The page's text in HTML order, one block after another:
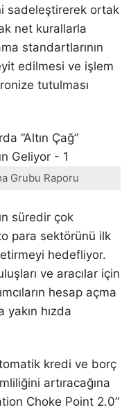
sadeleştirerek ortak
net kurallarla
standartlarının
edilmesi ve işlem
tutulması
Grubu Raporu
süredir çok
para sektörünü ilk
hedefliyor.
ve aracılar için
hesap açma
yakın hızda
kredi ve borç
artıracağına
Choke Point 2.0”